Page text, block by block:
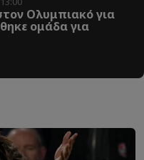
Ολυμπιακό για
ομάδα για